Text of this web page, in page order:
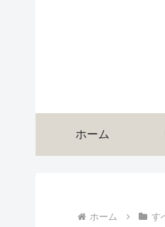
ホーム
ホーム す